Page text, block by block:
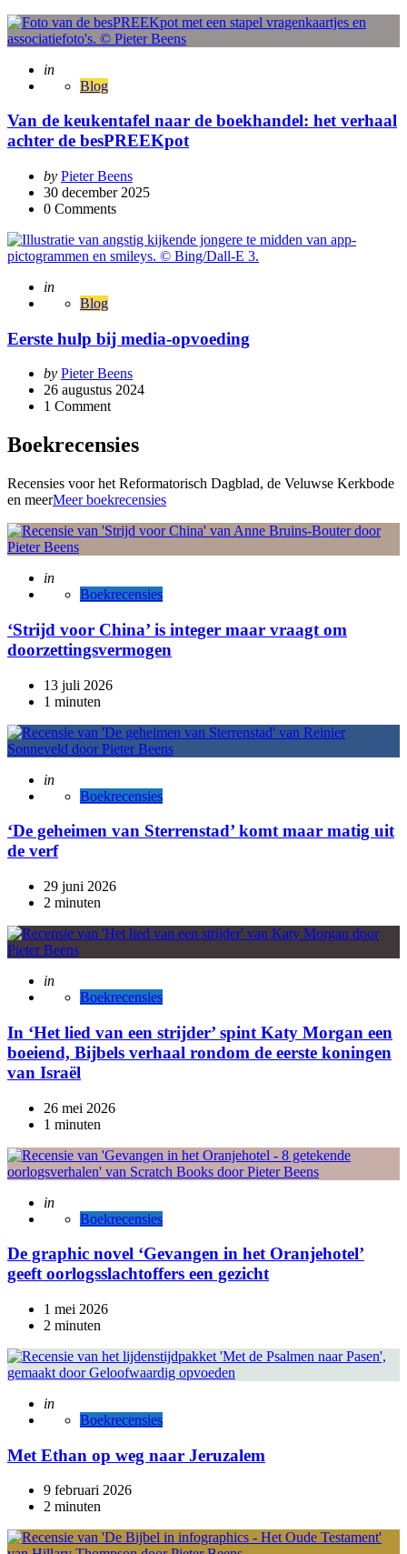
Posted
in
Blog
Van de keukentafel naar de boekhandel: het verhaal
achter de besPREEKpot
Posted
by
by Pieter Beens
30 december 2025
0 Comments
Posted
in
Blog
Eerste hulp bij media-opvoeding
Posted
by
by Pieter Beens
26 augustus 2024
1 Comment
Boekrecensies
Recensies voor het Reformatorisch Dagblad, de Veluwse Kerkbode
en meerMeer boekrecensies
Posted
in
Boekrecensies
‘Strijd voor China’ is integer maar vraagt om
doorzettingsvermogen
13 juli 2026
1 minuten
Posted
in
Boekrecensies
‘De geheimen van Sterrenstad’ komt maar matig uit
de verf
29 juni 2026
2 minuten
Posted
in
Boekrecensies
In ‘Het lied van een strijder’ spint Katy Morgan een
boeiend, Bijbels verhaal rondom de eerste koningen
van Israël
26 mei 2026
1 minuten
Posted
in
Boekrecensies
De graphic novel ‘Gevangen in het Oranjehotel’
geeft oorlogsslachtoffers een gezicht
1 mei 2026
2 minuten
Posted
in
Boekrecensies
Met Ethan op weg naar Jeruzalem
9 februari 2026
2 minuten